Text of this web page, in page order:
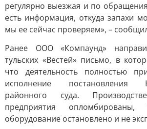
регулярно выезжая и по
есть информация, откуда запахи
мы ее сейчас проверяем», –
Ранее ООО «Компаунд»
тульских «Вестей» письмо, в
что деятельность полностью
исполнение постановления
районного суда.
предприятия опломбированы,
оборудование остановлено и не